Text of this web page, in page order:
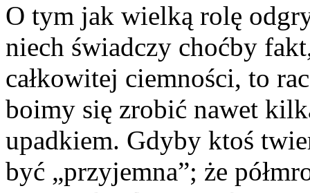
O tym jak wielką rolę
niech świadczy choćby
całkowitej ciemności, to
boimy się zrobić nawet
upadkiem. Gdyby ktoś
być „przyjemna”; że